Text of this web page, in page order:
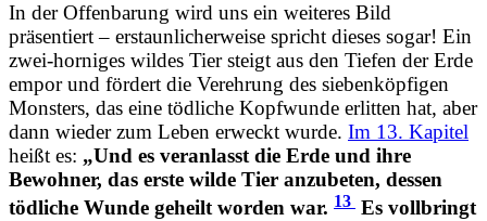
In der Offenbarung wird uns ein weiteres Bild
präsentiert – erstaunlicherweise spricht dieses sogar! Ein
zwei-horniges wildes Tier steigt aus den Tiefen der Erde
empor und fördert die Verehrung des siebenköpfigen
Monsters, das eine tödliche Kopfwunde erlitten hat, aber
dann wieder zum Leben erweckt wurde. Im 13. Kapitel
heißt es: „Und es veranlasst die Erde und ihre
Bewohner, das erste wilde Tier anzubeten, dessen
tödliche Wunde geheilt worden war. 13 Es vollbringt